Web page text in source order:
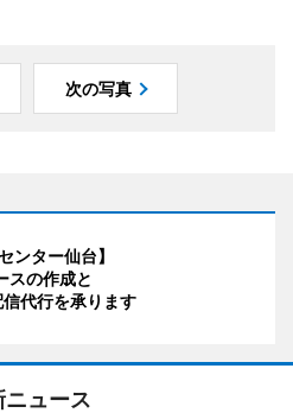
次の写真
ンター仙台】
スの作成と
代行を承ります
ニュース